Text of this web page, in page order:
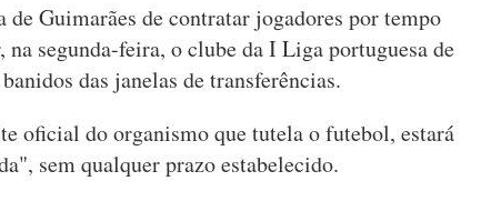
Guimarães de contratar jogadores por tempo
segunda-feira, o clube da I Liga portuguesa de
das janelas de transferências.
oficial do organismo que tutela o futebol, estará
sem qualquer prazo estabelecido.